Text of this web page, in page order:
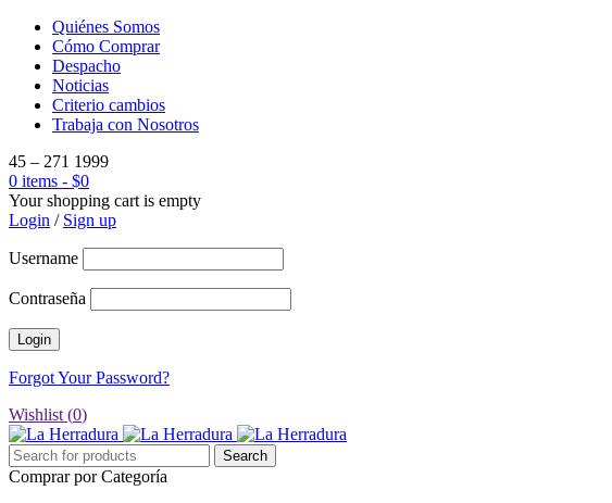
Quiénes Somos
Cómo Comprar
Despacho
Noticias
Criterio cambios
Trabaja con Nosotros
45 – 271 1999
0 items - $0
Your shopping cart is empty
Login / Sign up
Username
Contraseña
Forgot Your Password?
Wishlist (0)
Comprar por Categoría